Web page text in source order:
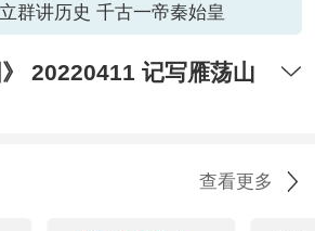
群讲历史 千古一帝秦始皇
》 20220411 记写雁荡山
查看更多